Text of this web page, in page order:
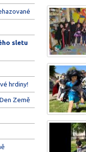
sletu
hrdiny!
Země